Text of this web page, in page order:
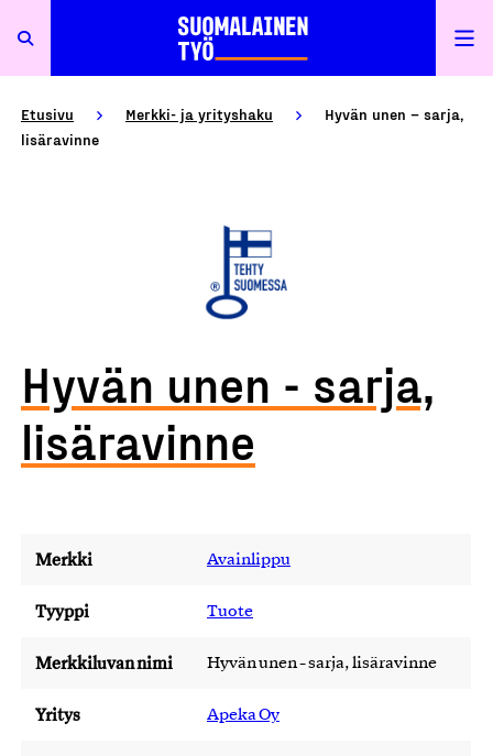
Etusivu Merkki- ja yrityshaku
Hyvän unen – sarja,
lisäravinne
Hyvän unen - sarja,
lisäravinne
Merkki Avainlippu
Tyyppi Tuote
Merkkiluvan nimi Hyvän unen - sarja, lisäravinne
Yritys Apeka Oy